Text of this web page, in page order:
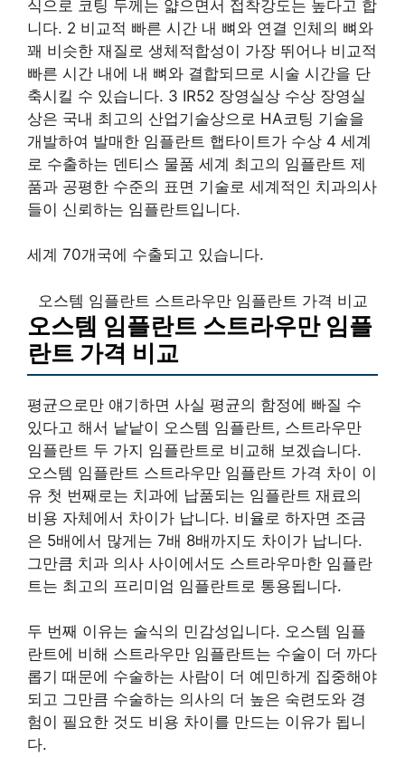
식으로 코팅 두께는 얇으면서 접착강도는 높다고 합
니다. 2 비교적 빠른 시간 내 뼈와 연결 인체의 뼈와
꽤 비슷한 재질로 생체적합성이 가장 뛰어나 비교적
빠른 시간 내에 내 뼈와 결합되므로 시술 시간을 단
축시킬 수 있습니다. 3 IR52 장영실상 수상 장영실
상은 국내 최고의 산업기술상으로 HA코팅 기술을
개발하여 발매한 임플란트 햅타이트가 수상 4 세계
로 수출하는 덴티스 물품 세계 최고의 임플란트 제
품과 공평한 수준의 표면 기술로 세계적인 치과의사
들이 신뢰하는 임플란트입니다.
세계 70개국에 수출되고 있습니다.
오스템 임플란트 스트라우만 임플란트 가격 비교
오스템 임플란트 스트라우만 임플
란트 가격 비교
평균으로만 얘기하면 사실 평균의 함정에 빠질 수
있다고 해서 낱낱이 오스템 임플란트, 스트라우만
임플란트 두 가지 임플란트로 비교해 보겠습니다.
오스템 임플란트 스트라우만 임플란트 가격 차이 이
유 첫 번째로는 치과에 납품되는 임플란트 재료의
비용 자체에서 차이가 납니다. 비율로 하자면 조금
은 5배에서 많게는 7배 8배까지도 차이가 납니다.
그만큼 치과 의사 사이에서도 스트라우마한 임플란
트는 최고의 프리미엄 임플란트로 통용됩니다.
두 번째 이유는 술식의 민감성입니다. 오스템 임플
란트에 비해 스트라우만 임플란트는 수술이 더 까다
롭기 때문에 수술하는 사람이 더 예민하게 집중해야
되고 그만큼 수술하는 의사의 더 높은 숙련도와 경
험이 필요한 것도 비용 차이를 만드는 이유가 됩니
다.